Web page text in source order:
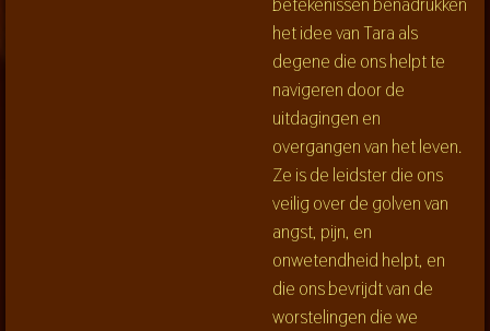
het idee van Tara als
degene die ons helpt te
navigeren door de
uitdagingen en
overgangen van het leven.
Ze is de leidster die ons
veilig over de golven van
angst, pijn, en
onwetendheid helpt, en
die ons bevrijdt van de
worstelingen die we